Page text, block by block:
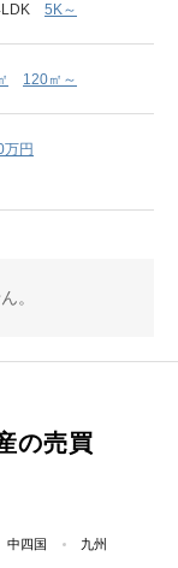
5K～
120㎡～
円
。
の売買
中四国 九州